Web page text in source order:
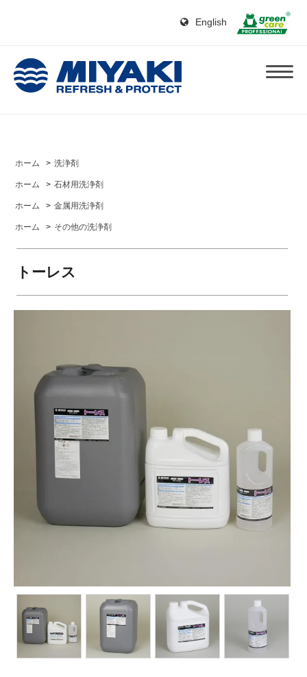
English
ホーム > 洗浄剤
ホーム > 石材用洗浄剤
ホーム > 金属用洗浄剤
ホーム > その他の洗浄剤
トーレス